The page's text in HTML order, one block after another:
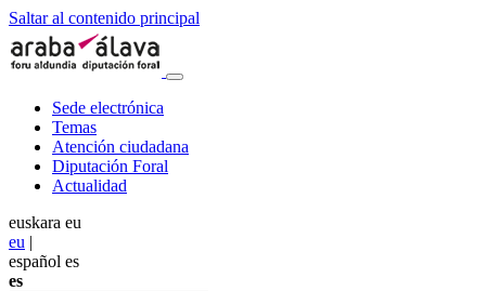
Saltar al contenido principal
Sede electrónica
Temas
Atención ciudadana
Diputación Foral
Actualidad
euskara eu
eu |
español es
es